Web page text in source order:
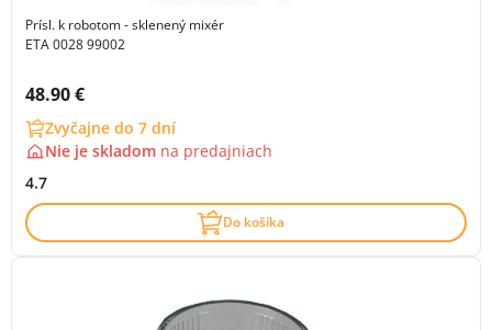
Prísl. k robotom - sklenený mixér
ETA 0028 99002
Cena s DPH:
48.90 €
Zvyčajne do 7 dní
Nie je skladom na predajniach
4.7
Do košíka